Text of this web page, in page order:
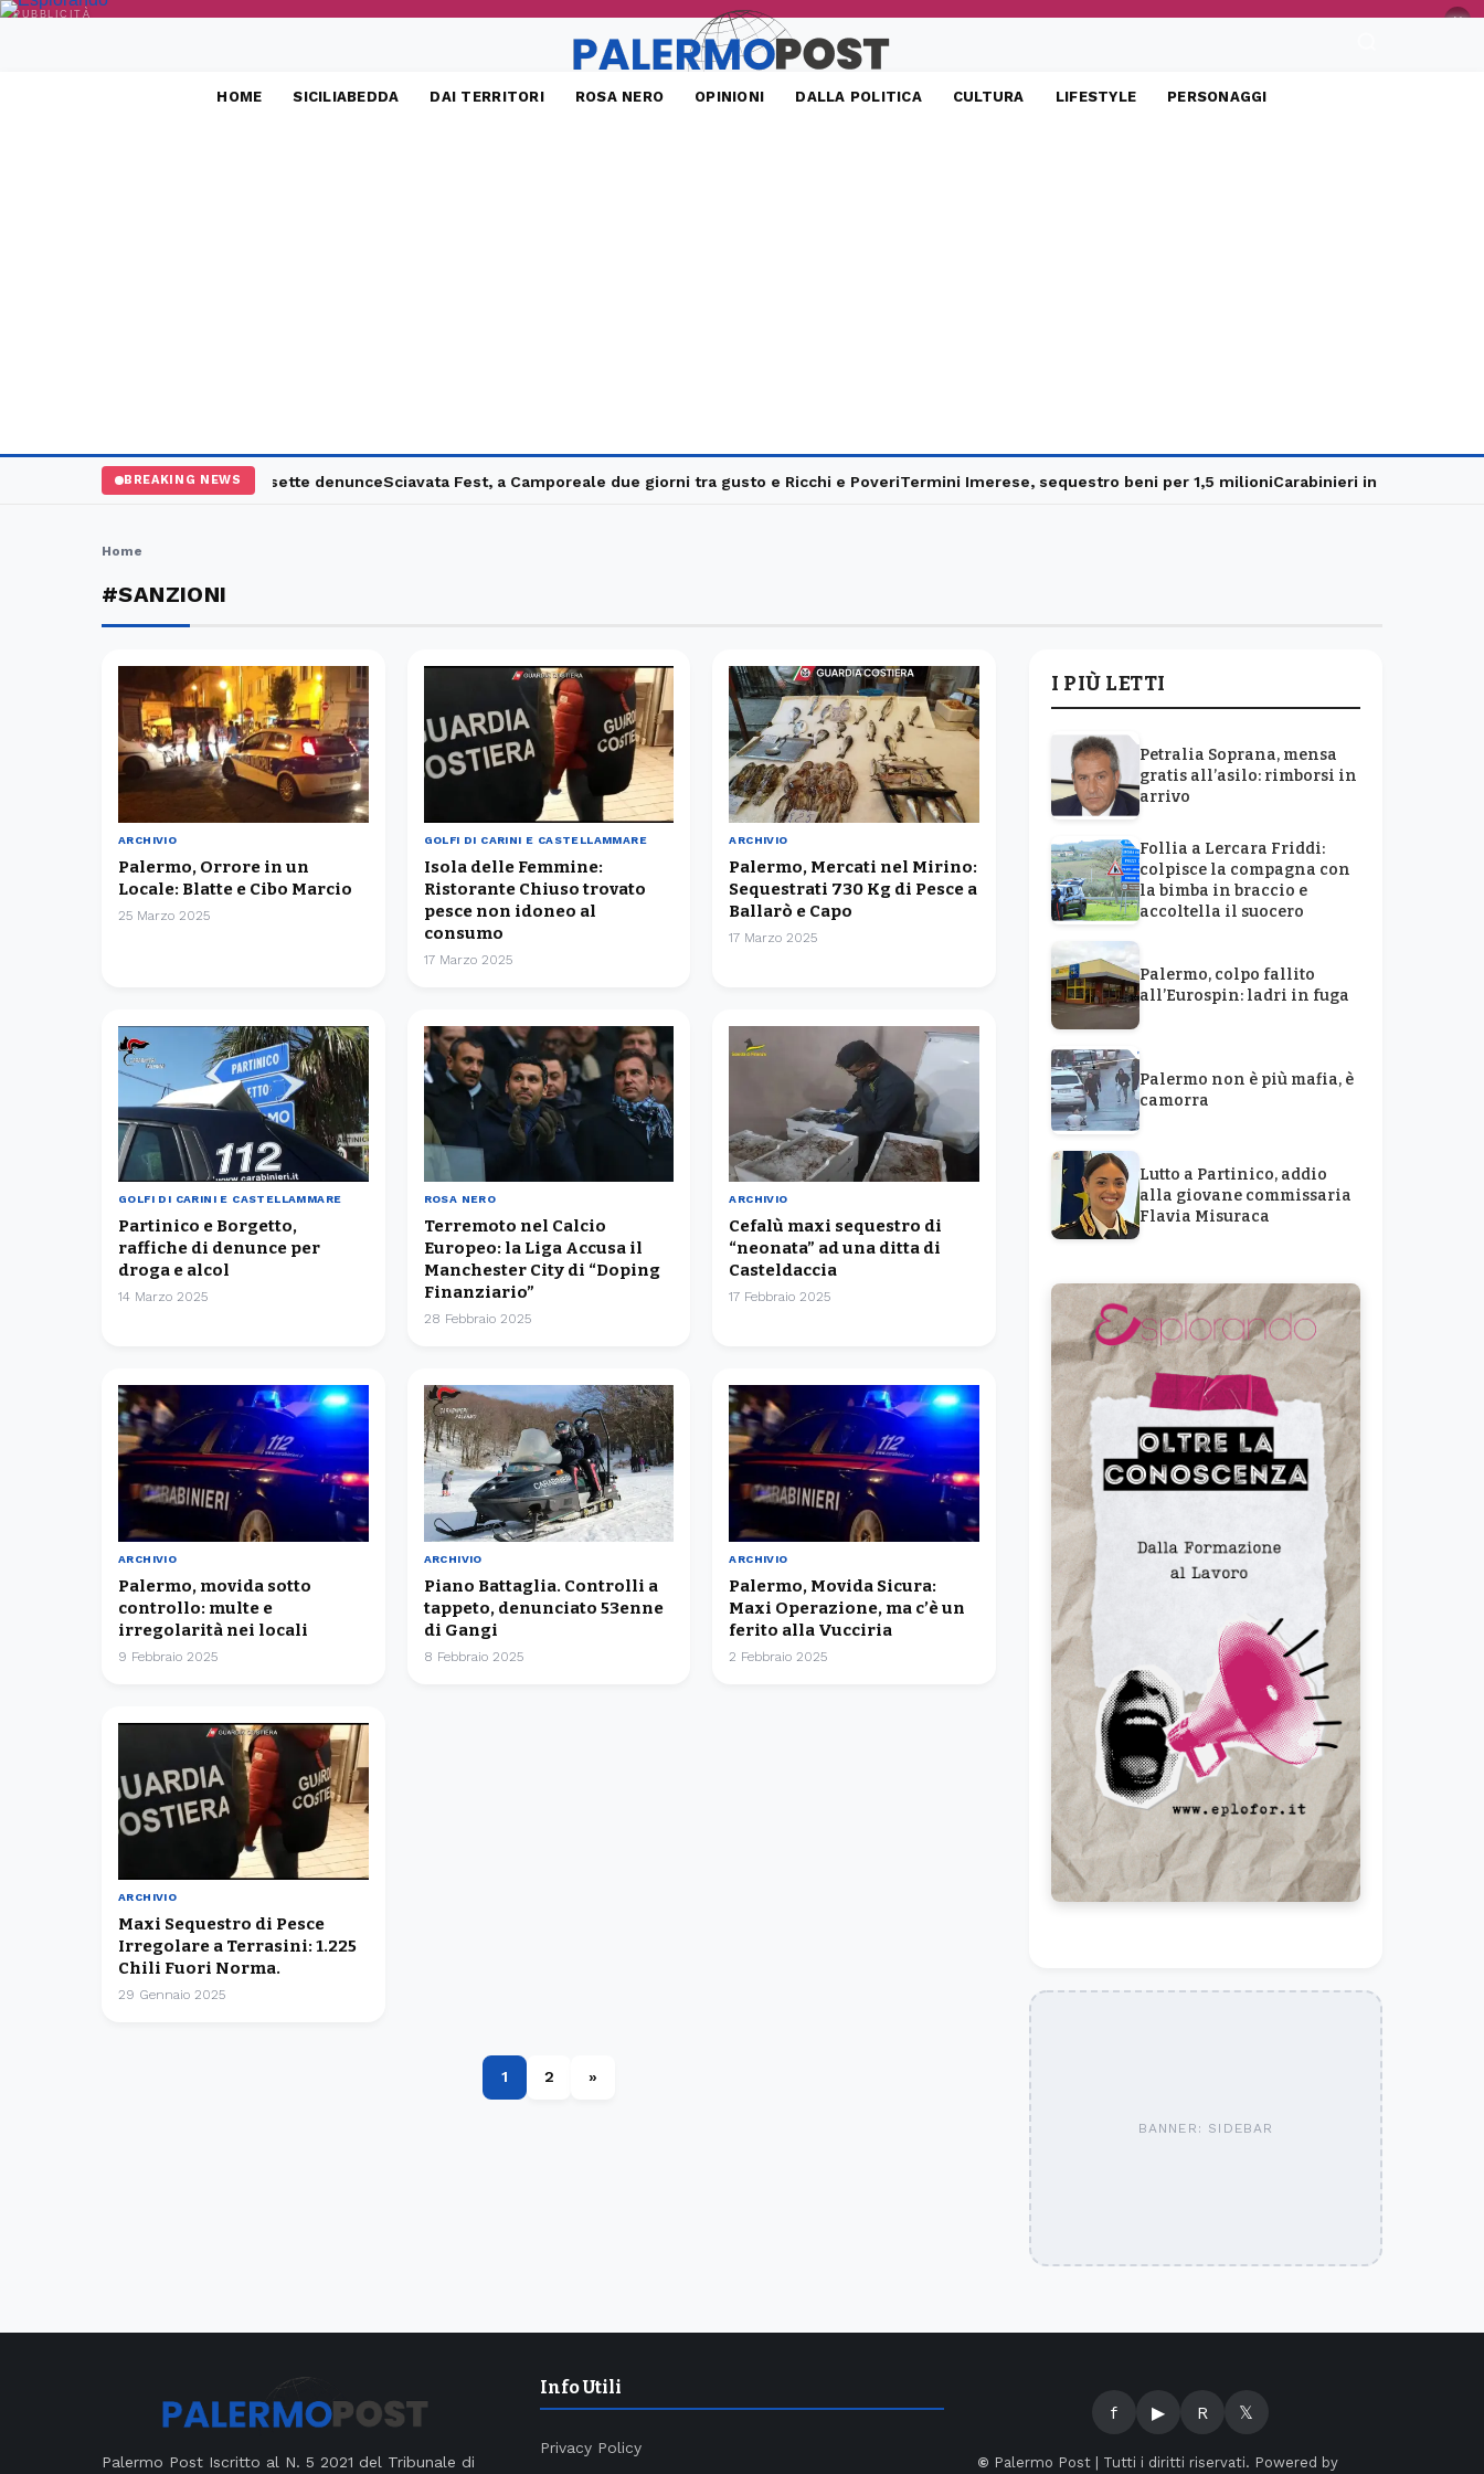
PUBBLICITÀ ×
HOME SICILIABEDDA DAI TERRITORI ROSA NERO OPINIONI DALLA POLITICA CULTURA LIFESTYLE PERSONAGGI
BREAKING NEWS
maxi controlli: un arresto e sette denunceSciavata Fest, a Camporeale due giorni tra gusto e Ricchi e PoveriTermini Imerese, sequestro beni per 1,5 milioniCarabinieri in e-bike, controlli
Home
#SANZIONI
ARCHIVIO
Palermo, Orrore in un
Locale: Blatte e Cibo Marcio
25 Marzo 2025
GOLFI DI CARINI E CASTELLAMMARE
Isola delle Femmine:
Ristorante Chiuso trovato
pesce non idoneo al
consumo
17 Marzo 2025
ARCHIVIO
Palermo, Mercati nel Mirino:
Sequestrati 730 Kg di Pesce a
Ballarò e Capo
17 Marzo 2025
GOLFI DI CARINI E CASTELLAMMARE
Partinico e Borgetto,
raffiche di denunce per
droga e alcol
14 Marzo 2025
ROSA NERO
Terremoto nel Calcio
Europeo: la Liga Accusa il
Manchester City di “Doping
Finanziario”
28 Febbraio 2025
ARCHIVIO
Cefalù maxi sequestro di
“neonata” ad una ditta di
Casteldaccia
17 Febbraio 2025
ARCHIVIO
Palermo, movida sotto
controllo: multe e
irregolarità nei locali
9 Febbraio 2025
ARCHIVIO
Piano Battaglia. Controlli a
tappeto, denunciato 53enne
di Gangi
8 Febbraio 2025
ARCHIVIO
Palermo, Movida Sicura:
Maxi Operazione, ma c’è un
ferito alla Vucciria
2 Febbraio 2025
ARCHIVIO
Maxi Sequestro di Pesce
Irregolare a Terrasini: 1.225
Chili Fuori Norma.
29 Gennaio 2025
1 2 »
I PIÙ LETTI
Petralia Soprana, mensa
gratis all’asilo: rimborsi in
arrivo
Follia a Lercara Friddi:
colpisce la compagna con
la bimba in braccio e
accoltella il suocero
Palermo, colpo fallito
all’Eurospin: ladri in fuga
Palermo non è più mafia, è
camorra
Lutto a Partinico, addio
alla giovane commissaria
Flavia Misuraca
BANNER: SIDEBAR
Palermo Post Iscritto al N. 5 2021 del Tribunale di
Info Utili
Privacy Policy
f ▶ R 𝕏
© Palermo Post | Tutti i diritti riservati. Powered by